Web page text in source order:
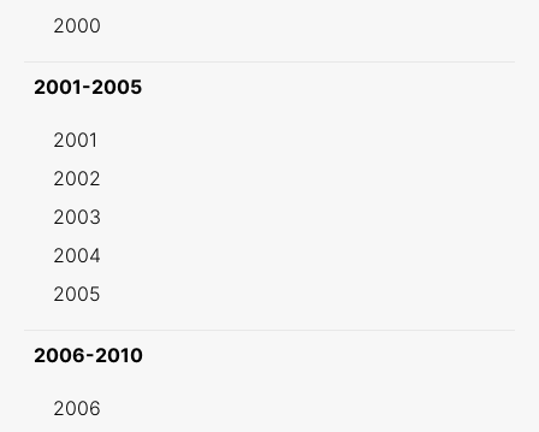
2000
2001-2005
2001
2002
2003
2004
2005
2006-2010
2006